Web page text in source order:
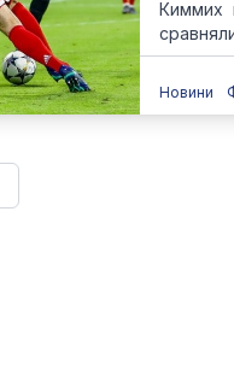
Киммих
Новини